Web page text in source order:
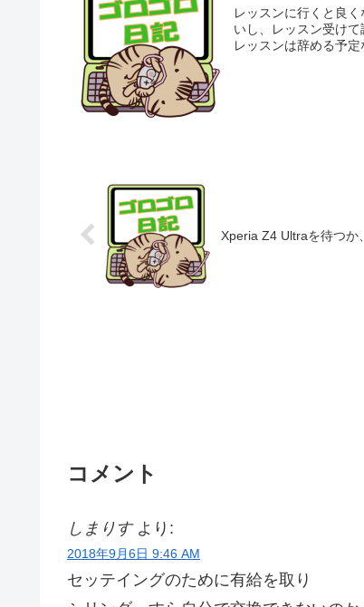
レッスンに行くと良
いし、レッスン受け
レッスンは辞める予
Xperia Z4 Ultraを待つか
コメント
しまりす より:
2018年9月6日 9:46 AM
セッテイングのために有給を取り